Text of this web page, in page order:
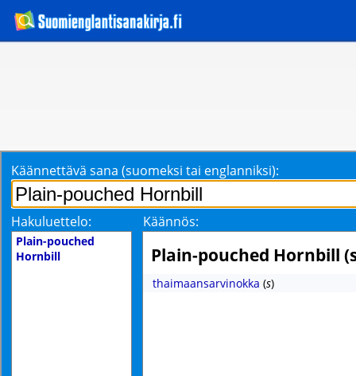
Käännettävä sana (suomeksi tai englanniksi):
Hakuluettelo: Käännös:
Plain-pouched
Hornbill
Plain-pouched Hornbill
thaimaansarvinokka (s)